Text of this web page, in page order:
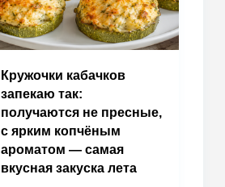
Кружочки кабачков
запекаю так:
получаются не пресные,
с ярким копчёным
ароматом — самая
вкусная закуска лета